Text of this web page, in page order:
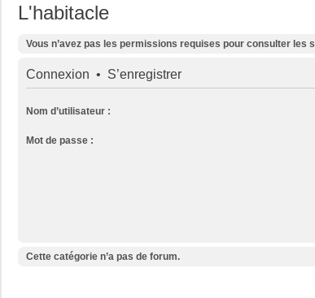
L'habitacle
Vous n’avez pas les permissions requises pour consulter les
Connexion • S’enregistrer
Nom d’utilisateur :
Mot de passe :
Cette catégorie n’a pas de forum.